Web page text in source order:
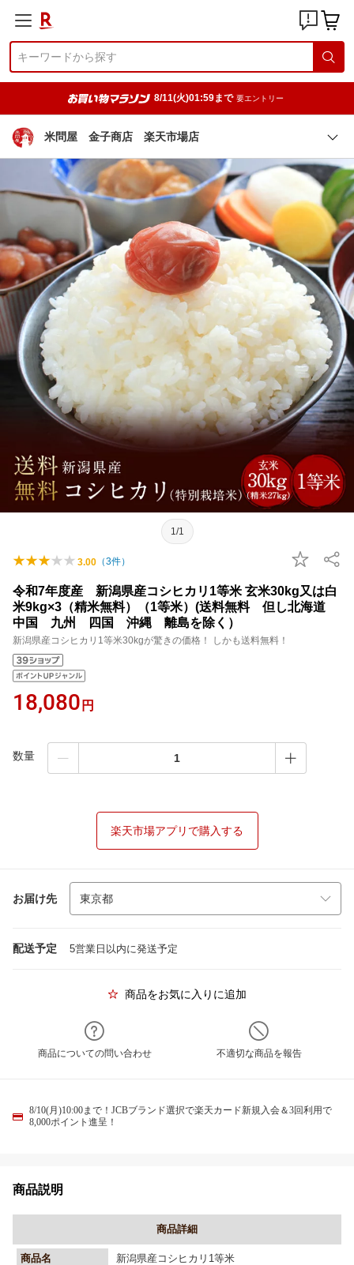
8/11(火)01:59まで 要エントリー
米問屋 金子商店 楽天市場店
1/1
3.00 （3件）
令和7年度産 新潟県産コシヒカリ1等米 玄米30kg又は白
米9kg×3（精米無料）（1等米）(送料無料 但し北海道
中国 九州 四国 沖縄 離島を除く）
新潟県産コシヒカリ1等米30kgが驚きの価格！ しかも送料無料！
18,080 円
数量
楽天市場アプリで購入する
お届け先
配送予定 5営業日以内に発送予定
商品をお気に入りに追加
商品についての問い合わせ 不適切な商品を報告
8/10(月)10:00まで！JCBブランド選択で楽天カード新規入会＆3回利用で
8,000ポイント進呈！
商品説明
商品詳細
商品名 新潟県産コシヒカリ1等米